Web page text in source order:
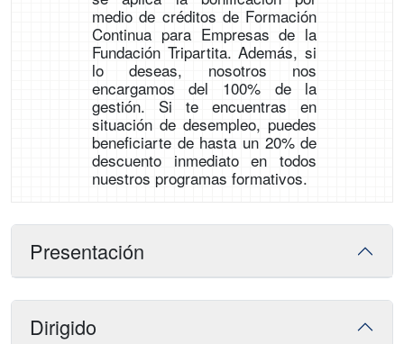
medio de créditos de Formación
Continua para Empresas de la
Fundación Tripartita. Además, si
lo deseas, nosotros nos
encargamos del 100% de la
gestión. Si te encuentras en
situación de desempleo, puedes
beneficiarte de hasta un 20% de
descuento inmediato en todos
nuestros programas formativos.
Presentación
Dirigido